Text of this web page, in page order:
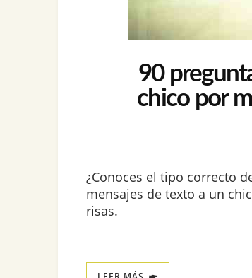
90
chico por
¿Conoces el tipo correcto
mensajes de texto a un
risas.